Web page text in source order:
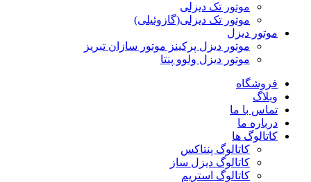
موتور تک دیزلی
موتور تک دیزلی(گازوئیلی)
موتور دیزل
موتور دیزل پرکینز موتور سازان تبریز
موتور دیزل ولوو پنتا
فروشگاه
وبلاگ
تماس با ما
درباره ما
کاتالوگ ها
کاتالوگ پنتاکس
کاتالوگ دیزل ساز
کاتالوگ استریم